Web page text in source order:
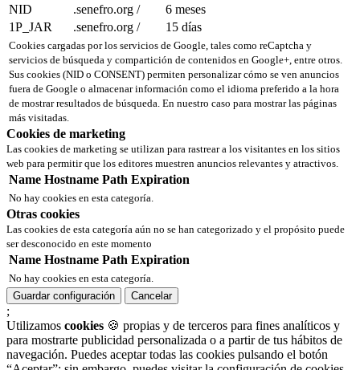
NID
.senefro.org /
6 meses
1P_JAR
.senefro.org / 15 días
Cookies cargadas por los servicios de Google, tales como reCaptcha y
servicios de búsqueda y compartición de contenidos en Google+, entre otros.
Sus cookies (NID o CONSENT) permiten personalizar cómo se ven anuncios
fuera de Google o almacenar información como el idioma preferido a la hora
de mostrar resultados de búsqueda. En nuestro caso para mostrar las páginas
más visitadas.
Cookies de marketing
Las cookies de marketing se utilizan para rastrear a los visitantes en los sitios
web para permitir que los editores muestren anuncios relevantes y atractivos.
Name Hostname Path Expiration
No hay cookies en esta categoría.
Otras cookies
Las cookies de esta categoría aún no se han categorizado y el propósito puede
ser desconocido en este momento
Name Hostname Path Expiration
No hay cookies en esta categoría.
Guardar configuración
Cancelar
;
Utilizamos cookies 🍪 propias y de terceros para fines analíticos y
para mostrarte publicidad personalizada o a partir de tus hábitos de
navegación. Puedes aceptar todas las cookies pulsando el botón